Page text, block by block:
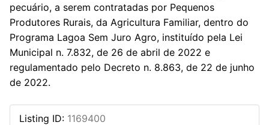
pecuário, a serem contratadas por Pequenos
Produtores Rurais, da Agricultura Familiar, dentro do
Programa Lagoa Sem Juro Agro, instituído pela Lei
Municipal n. 7.832, de 26 de abril de 2022 e
regulamentado pelo Decreto n. 8.863, de 22 de junho
de 2022.
Listing ID: 1169400